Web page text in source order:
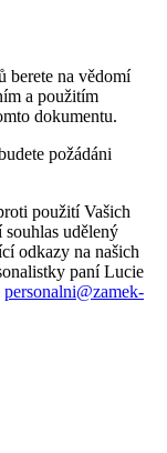
berete na vědomí
a použitím
dokumentu.
požádáni
použití Vašich
udělený
odkazy na našich
paní Lucie
personalni@zamek-